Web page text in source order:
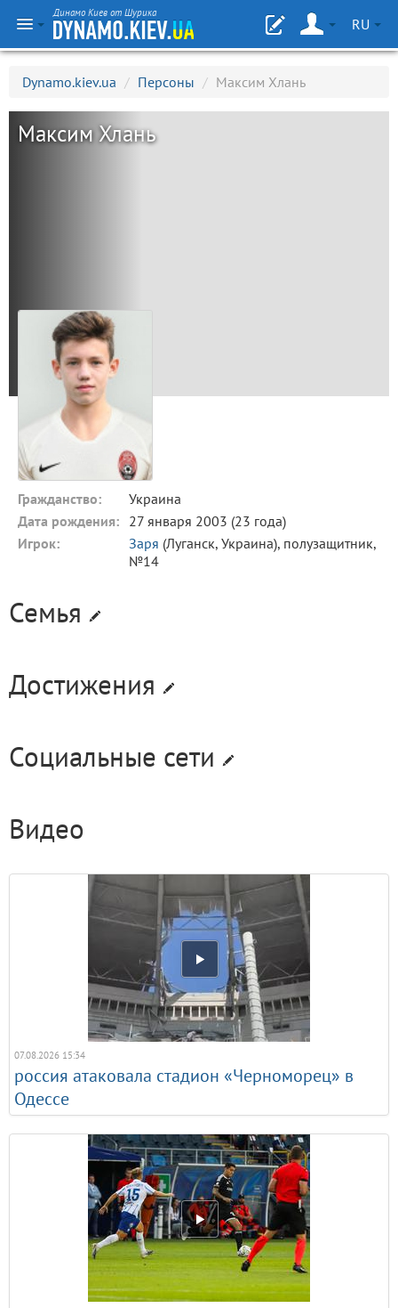
Динамо Киев от Шурика
RU
Dynamo.kiev.ua / Персоны / Максим Хлань
Максим Хлань
Гражданство:
Украина
Дата рождения: 27 января 2003 (23 года)
Игрок:
Заря (Луганск, Украина), полузащитник,
№14
Семья
Достижения
Социальные сети
Видео
07.08.2026 15:34
россия атаковала стадион «Черноморец» в
Одессе